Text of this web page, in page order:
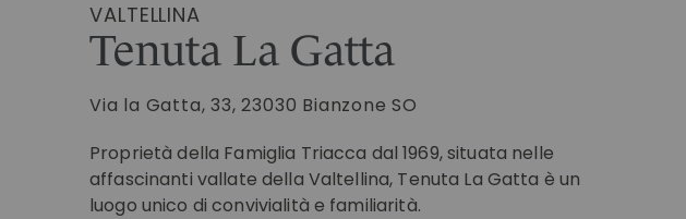
VALTELLINA
Tenuta La Gatta
Via la Gatta, 33, 23030 Bianzone SO
Proprietà della Famiglia Triacca dal 1969, situata nelle
affascinanti vallate della Valtellina, Tenuta La Gatta è un
luogo unico di convivialità e familiarità.